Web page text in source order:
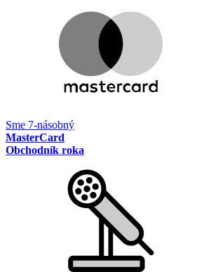
Sme 7-násobný
MasterCard
Obchodník roka